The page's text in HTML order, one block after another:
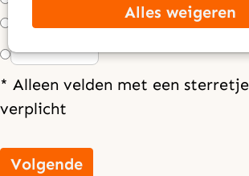
Alles weigeren
€ 25,00
* Alleen velden met een
verplicht
Volgende